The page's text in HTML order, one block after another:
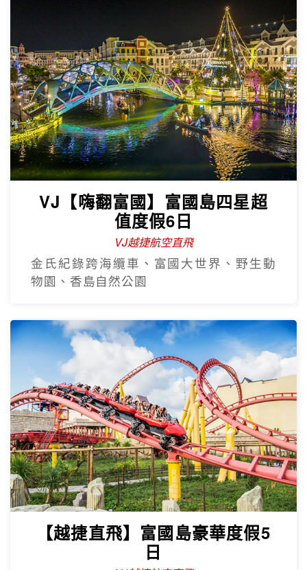
VJ【嗨翻富國】富國島四星超
值度假6日
VJ越捷航空直飛
金氏紀錄跨海纜車、富國大世界、野生動
物園、香島自然公園
【越捷直飛】富國島豪華度假5
日